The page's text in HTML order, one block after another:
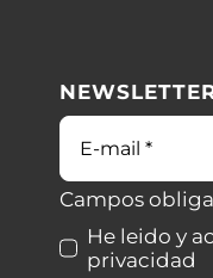
Blog
Contacto
Condiciones de
Ley de cookies
Desistimiento
Correo
electrónico
Campos
He leido y
privacidad